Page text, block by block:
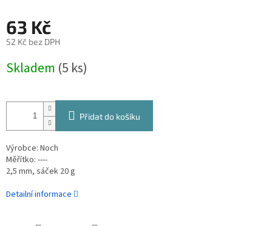
63 Kč
52 Kč bez DPH
cena:
Skladem (5 ks)
Přidat do košíku
Výrobce: Noch
Měřítko: ----
2,5 mm, sáček 20 g
Detailní informace